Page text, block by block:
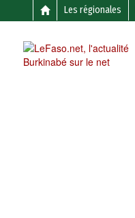
Les régionales